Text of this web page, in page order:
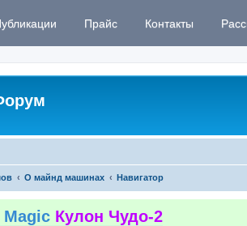
Прайс Контакты
О майнд машинах Навигатор
Magic Кулон Чудо-2